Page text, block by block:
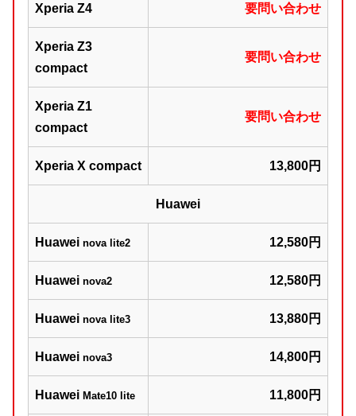
Xperia Z4 要問い合わせ
Xperia Z3
compact
要問い合わせ
Xperia Z1
compact
要問い合わせ
Xperia X compact 13,800円
Huawei
Huawei nova lite2 12,580円
Huawei nova2 12,580円
Huawei nova lite3 13,880円
Huawei nova3 14,800円
Huawei Mate10 lite 11,800円